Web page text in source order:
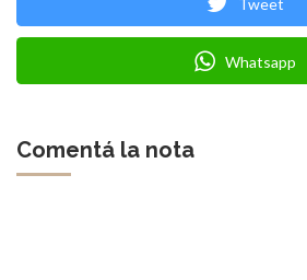
Tweet
Whatsapp
Comentá la nota